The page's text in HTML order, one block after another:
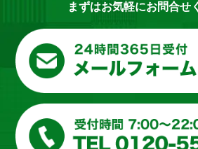
まずはお気軽にお問合せ